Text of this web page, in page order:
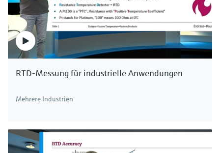
RTD-Messung für industrielle Anwendungen
Mehrere Industrien